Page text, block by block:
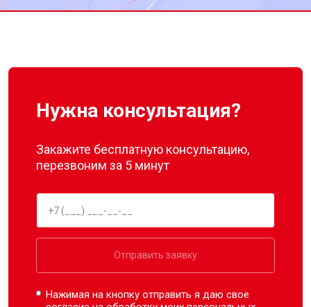
Нужна консультация?
Закажите бесплатную консультацию,
перезвоним за 5 минут
Отправить заявку
Нажимая на кнопку отправить я даю свое